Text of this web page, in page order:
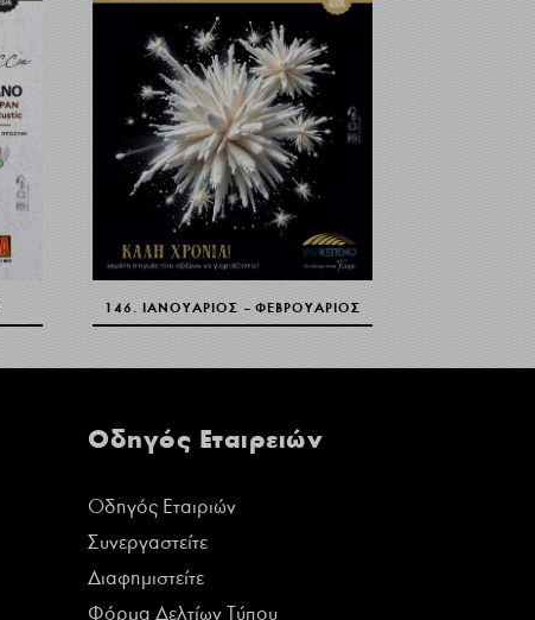
146. ΙΑΝΟΥΆΡΙΟΣ – ΦΕΒΡΟΥΆΡΙΟΣ
Οδηγός Εταιρειών
Οδηγός Εταιριών
Συνεργαστείτε
Διαφημιστείτε
Φόρμα Δελτίων Τύπου